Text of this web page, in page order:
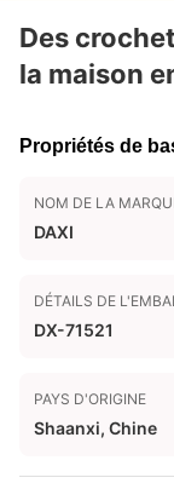
Des
la maison
Propriétés de
NOM DE LA
DAXI
DÉTAILS DE
DX-71521
PAYS D'ORIGINE
Shaanxi, Chine